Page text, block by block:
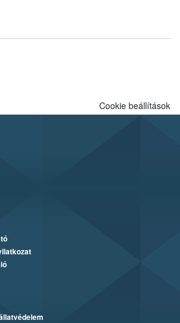
(BBCH 91) stádiumáig
lehetőség a károsító elleni további
is elérhető és ökológiai termesztésben is
Cookie beállítások